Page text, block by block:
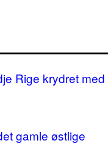
Rige krydret med
gamle østlige